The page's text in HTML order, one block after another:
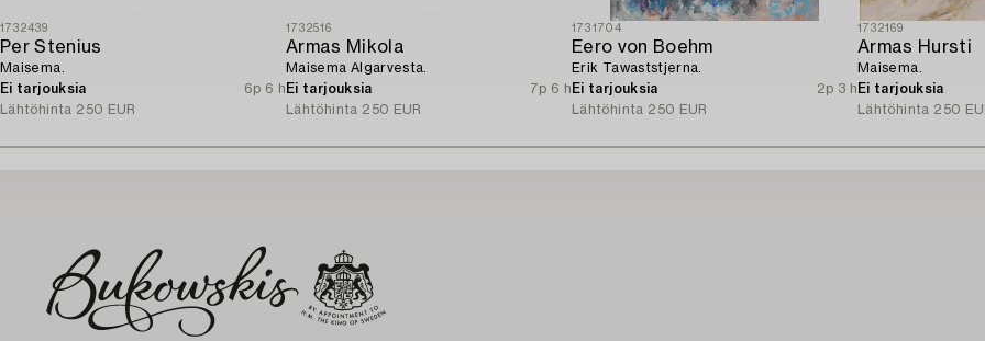
1732439
Per Stenius
Maisema.
Ei tarjouksia
6p 6 h
Lähtöhinta 250 EUR
1732516
Armas Mikola
Maisema Algarvesta.
Ei tarjouksia
7p 6 h
Lähtöhinta 250 EUR
1731704
Eero von Boehm
Erik Tawaststjerna.
Ei tarjouksia
2p 3 h
Lähtöhinta 250 EUR
1732169
Armas Hursti
Maisema.
Ei tarjouksia
Lähtöhinta 250